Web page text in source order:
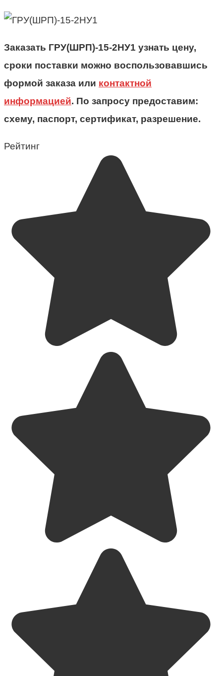
Заказать ГРУ(ШРП)-15-2НУ1 узнать цену,
сроки поставки можно воспользовавшись
формой заказа или контактной
информацией. По запросу предоставим:
схему, паспорт, сертификат, разрешение.
Рейтинг